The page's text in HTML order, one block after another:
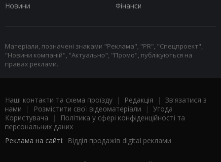
Новини
Фінанси
Матеріали, позначені знаками "Реклама", "PR", "Спецпроект",
"Новини компаній", "Актуально", "Промо", публікуються на
правах реклами.
Наші контакти та схема проїзду | Редакція | Зв'язатися з
нами | Розмістити свої відеоматеріали | Угода
Користувача |
Політика у сфері конфіденційності та
персональних даних
Реклама на сайті: Відділ продажів digital реклами